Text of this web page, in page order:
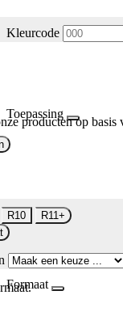
Kleurcode
Toepassing
producten op basis
R10
R11+
Formaat